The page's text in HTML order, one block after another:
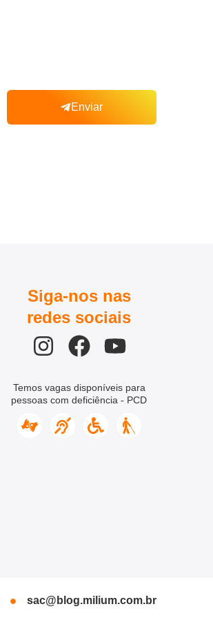
Enviar
Siga-nos nas
redes sociais
Temos vagas disponíveis para
pessoas com deficiência - PCD
sac@blog.milium.com.br